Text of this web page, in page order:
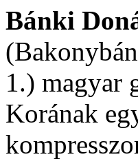
Bánki
1.) magyar
Korának